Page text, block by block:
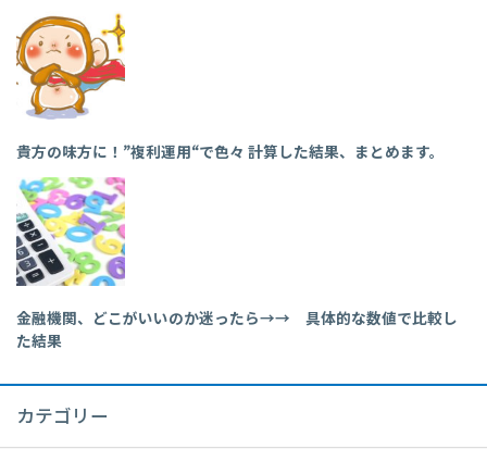
貴方の味方に！”複利運用“で色々 計算した結果、まとめます。
金融機関、どこがいいのか迷ったら→→ 具体的な数値で比較し
た結果
カテゴリー